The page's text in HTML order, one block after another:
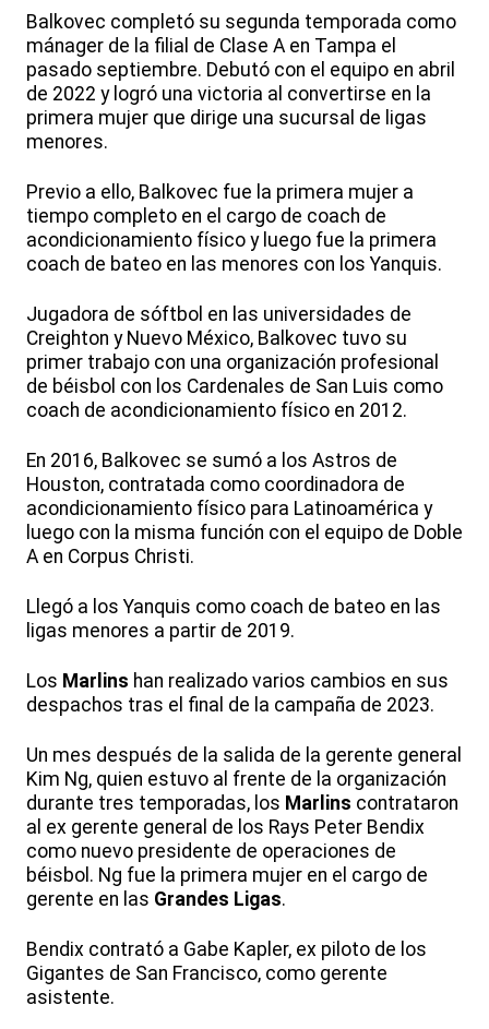
Balkovec completó su segunda temporada como
mánager de la filial de Clase A en Tampa el
pasado septiembre. Debutó con el equipo en abril
de 2022 y logró una victoria al convertirse en la
primera mujer que dirige una sucursal de ligas
menores.
Previo a ello, Balkovec fue la primera mujer a
tiempo completo en el cargo de coach de
acondicionamiento físico y luego fue la primera
coach de bateo en las menores con los Yanquis.
Jugadora de sóftbol en las universidades de
Creighton y Nuevo México, Balkovec tuvo su
primer trabajo con una organización profesional
de béisbol con los Cardenales de San Luis como
coach de acondicionamiento físico en 2012.
En 2016, Balkovec se sumó a los Astros de
Houston, contratada como coordinadora de
acondicionamiento físico para Latinoamérica y
luego con la misma función con el equipo de Doble
A en Corpus Christi.
Llegó a los Yanquis como coach de bateo en las
ligas menores a partir de 2019.
Los Marlins han realizado varios cambios en sus
despachos tras el final de la campaña de 2023.
Un mes después de la salida de la gerente general
Kim Ng, quien estuvo al frente de la organización
durante tres temporadas, los Marlins contrataron
al ex gerente general de los Rays Peter Bendix
como nuevo presidente de operaciones de
béisbol. Ng fue la primera mujer en el cargo de
gerente en las Grandes Ligas.
Bendix contrató a Gabe Kapler, ex piloto de los
Gigantes de San Francisco, como gerente
asistente.